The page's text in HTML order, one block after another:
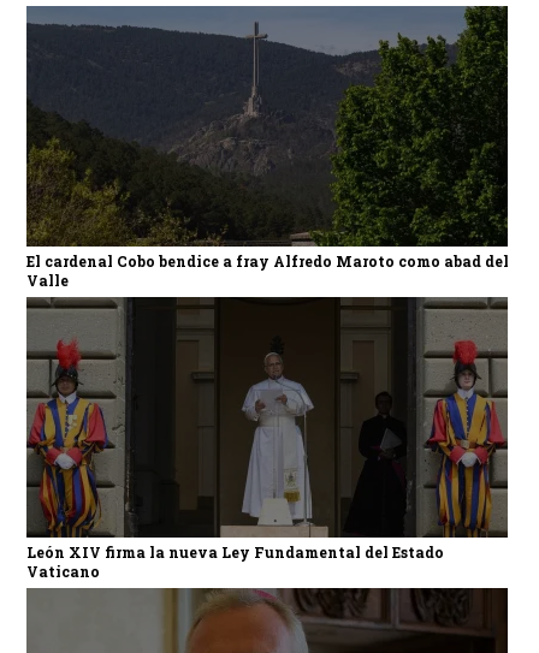
El cardenal Cobo bendice a fray Alfredo Maroto como abad del
Valle
León XIV firma la nueva Ley Fundamental del Estado
Vaticano